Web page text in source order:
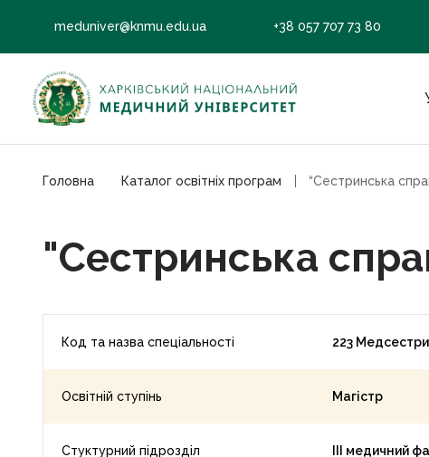
meduniver@knmu.edu.ua +38 057 707 73 80
Головна Каталог освітніх програм “Сестринська
"Сестринська
Код та назва спеціальності 223
Освітній ступінь Магістр
Стуктурний підрозділ ІІІ медичний